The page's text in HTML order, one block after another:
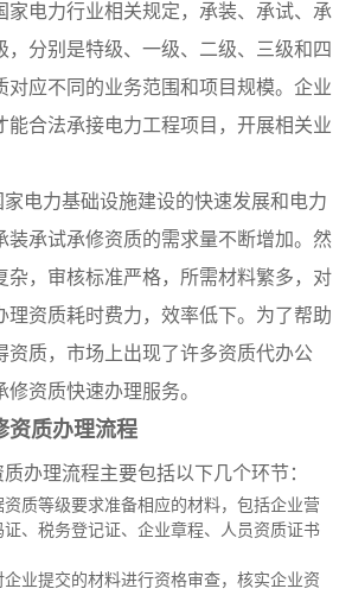
家电力行业相关规定，承装、承试、承
，分别是特级、一级、二级、三级和四
对应不同的业务范围和项目规模。企业
能合法承接电力工程项目，开展相关业
电力基础设施建设的快速发展和电力
装承试承修资质的需求量不断增加。然
杂，审核标准严格，所需材料繁多，对
理资质耗时费力，效率低下。为了帮助
资质，市场上出现了许多资质代办公
资质快速办理服务。
资质办理流程
办理流程主要包括以下几个环节：
质等级要求准备相应的材料，包括企业营
、税务登记证、企业章程、人员资质证书
业提交的材料进行资格审查，核实企业资